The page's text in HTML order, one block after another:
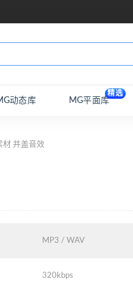
动态库 MG平面库
精选
材 井盖音效
MP3 / WAV
320kbps